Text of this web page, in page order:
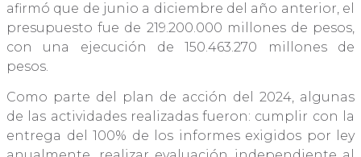
afirmó que de junio a diciembre del año anterior, el
presupuesto fue de 219.200.000 millones de pesos,
con una ejecución de 150.463.270 millones de
pesos.
Como parte del plan de acción del 2024, algunas
de las actividades realizadas fueron: cumplir con la
entrega del 100% de los informes exigidos por ley